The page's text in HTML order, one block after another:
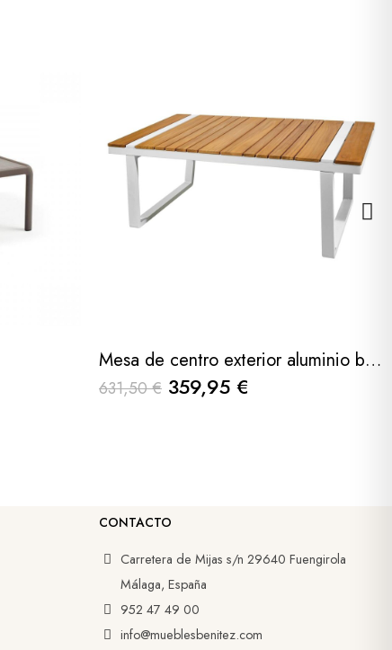
Mesa de centro exterior aluminio blanco y madera de teca soraya 118x70x46cm
631,50 € 359,95 €
CONTACTO
Carretera de Mijas s/n 29640 Fuengirola
Málaga, España
952 47 49 00
info@mueblesbenitez.com